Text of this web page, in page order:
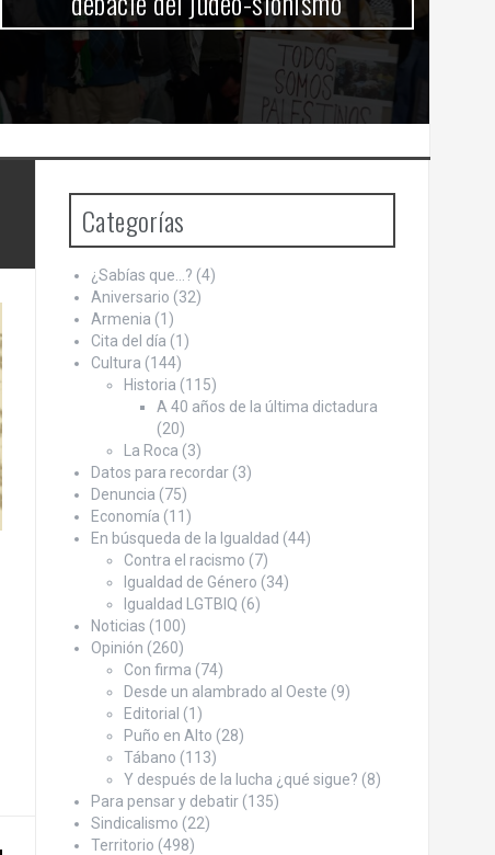
Categorías
¿Sabías que…? (4)
Aniversario (32)
Armenia (1)
Cita del día (1)
Cultura (144)
Historia (115)
A 40 años de la última dictadura
(20)
La Roca (3)
Datos para recordar(3)
Denuncia (75)
Economía (11)
En búsqueda de la Igualdad (44)
Contra el racismo (7)
Igualdad de Género (34)
Igualdad LGTBIQ (6)
Noticias (100)
Opinión (260)
Con firma (74)
Desde un alambrado al Oeste (9)
Editorial (1)
Puño en Alto (28)
Tábano (113)
Y después de la lucha ¿qué sigue? (8)
Para pensar y debatir(135)
Sindicalismo (22)
Territorio (498)